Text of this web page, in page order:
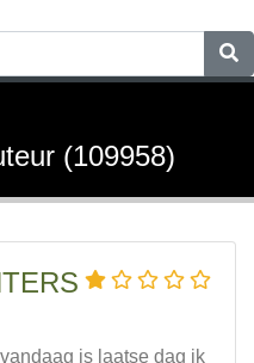
(109958)
is laatse dag ik